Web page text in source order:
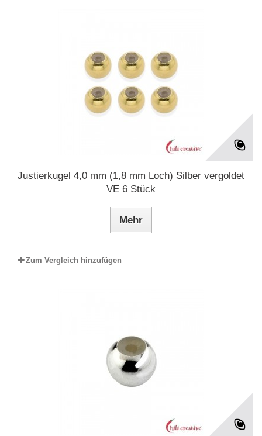
Justierkugel 4,0 mm (1,8 mm Loch) Silber vergoldet
VE 6 Stück
Mehr
Zum Vergleich hinzufügen